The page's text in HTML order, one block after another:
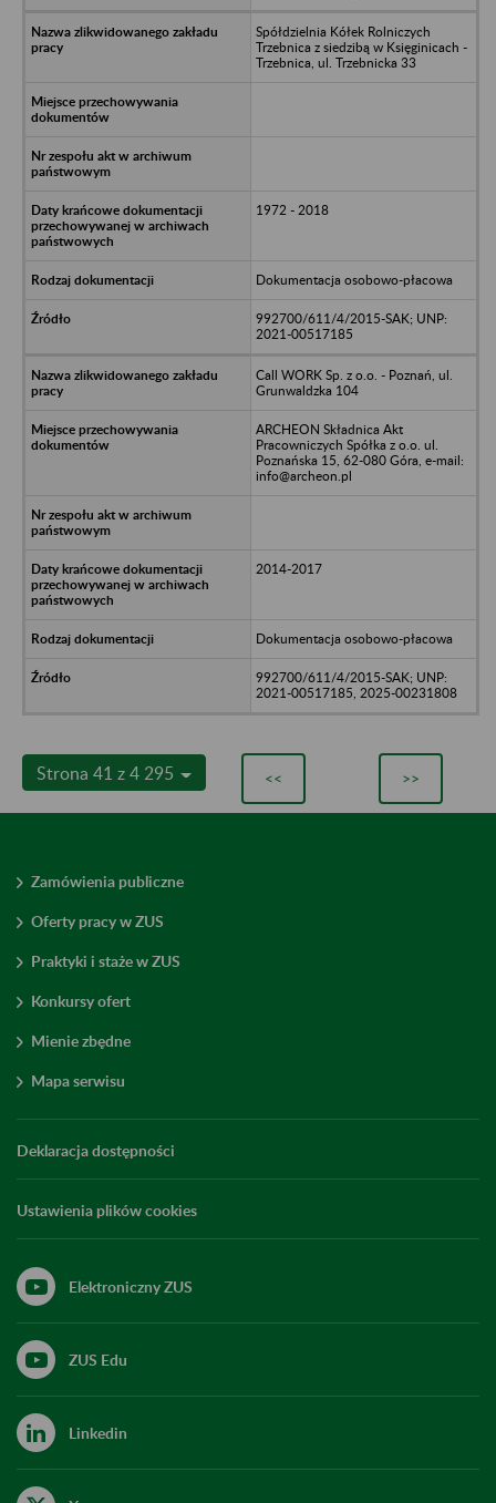
Spółdzielnia Kółek Rolniczych
Trzebnica z siedzibą w Księginicach -
Trzebnica, ul. Trzebnicka 33
1972 - 2018
Dokumentacja osobowo-płacowa
992700/611/4/2015-SAK; UNP:
2021-00517185
Call WORK Sp. z o.o. - Poznań, ul.
Grunwaldzka 104
ARCHEON Składnica Akt
Pracowniczych Spółka z o.o. ul.
Poznańska 15, 62-080 Góra, e-mail:
info@archeon.pl
2014-2017
Dokumentacja osobowo-płacowa
992700/611/4/2015-SAK; UNP:
2021-00517185, 2025-00231808
Strona 41 z 4 295 << >>
Zamówienia publiczne
Oferty pracy w ZUS
Praktyki i staże w ZUS
Konkursy ofert
Mienie zbędne
Mapa serwisu
Deklaracja dostępności
Ustawienia plików cookies
Elektroniczny ZUS
ZUS Edu
Linkedin